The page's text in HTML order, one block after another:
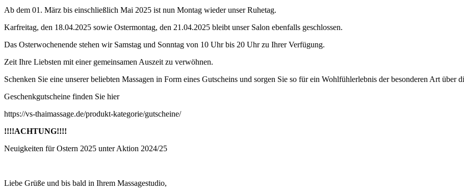
Ab dem 01. März bis einschließlich Mai 2025 ist nun Montag wieder unser Ruhetag.
Karfreitag, den 18.04.2025 sowie Ostermontag, den 21.04.2025 bleibt unser Salon ebenfalls geschlossen.
Das Osterwochenende stehen wir Samstag und Sonntag von 10 Uhr bis 20 Uhr zu Ihrer Verfügung.
Zeit Ihre Liebsten mit einer gemeinsamen Auszeit zu verwöhnen.
Schenken Sie eine unserer beliebten Massagen in Form eines Gutscheins und sorgen Sie so für ein Wohlfühlerlebnis der besonderen Art über
Geschenkgutscheine finden Sie hier
https://vs-thaimassage.de/produkt-kategorie/gutscheine/
!!!!ACHTUNG!!!!
Neuigkeiten für Ostern 2025 unter Aktion 2024/25
Liebe Grüße und bis bald in Ihrem Massagestudio,